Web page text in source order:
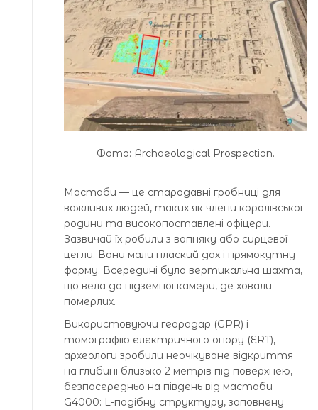
Фото: Archaeological Prospection.
Мастаби — це стародавні гробниці для
важливих людей, таких як члени королівської
родини та високопоставлені офіцери.
Зазвичай їх робили з вапняку або сирцевої
цегли. Вони мали плаский дах і прямокутну
форму. Всередині була вертикальна шахта,
що вела до підземної камери, де ховали
померлих.
Використовуючи георадар (GPR) і
томографію електричного опору (ERT),
археологи зробили неочікуване відкриття
на глибині близько 2 метрів під поверхнею,
безпосередньо на південь від мастаби
G4000: L-подібну структуру, заповнену